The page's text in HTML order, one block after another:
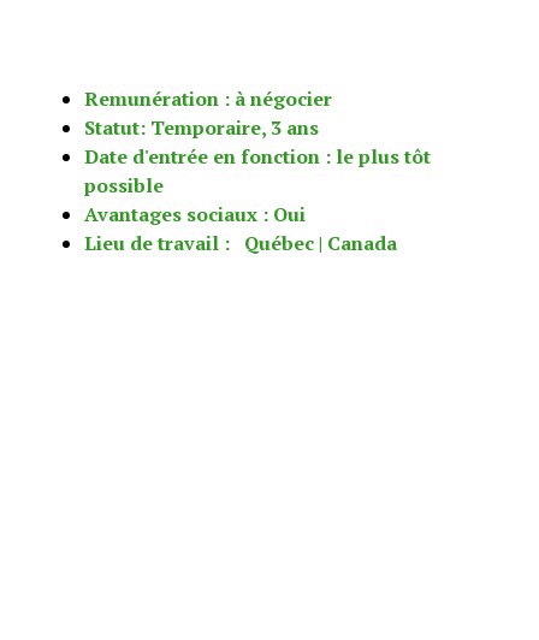
Remunération : à négocier
Statut: Temporaire, 3 ans
Date d'entrée en fonction : le plus tôt
possible
Avantages sociaux : Oui
Lieu de travail : Québec | Canada